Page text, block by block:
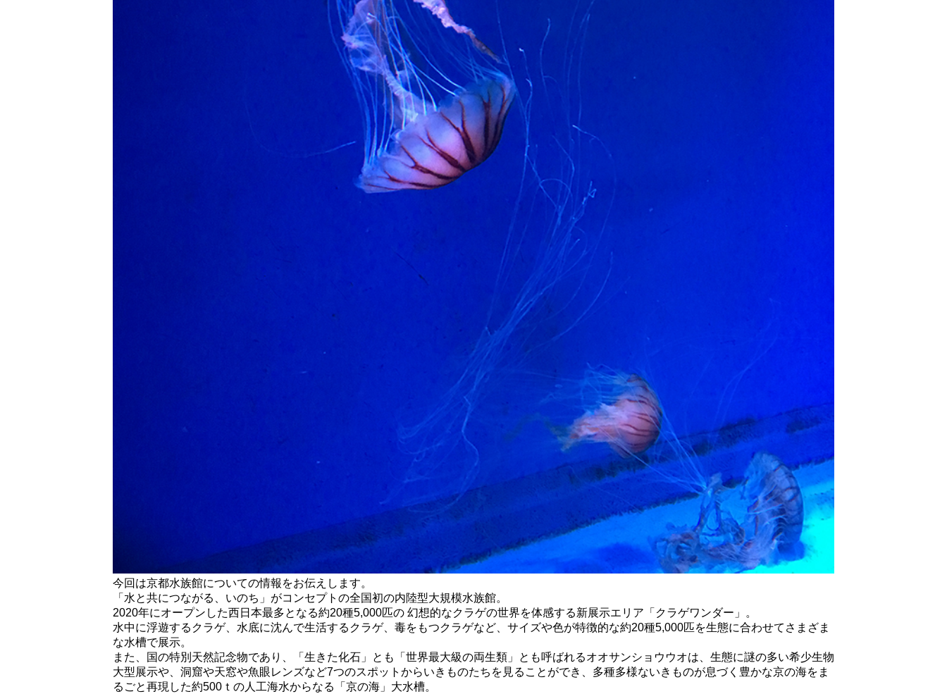
今回は京都水族館についての情報をお伝えします。
「水と共につながる、いのち」がコンセプトの全国初の内陸型大規模水族館。
2020年にオープンした西日本最多となる約20種5,000匹の 幻想的なクラゲの世界を体感する新展示エリア「クラゲワンダー」。
水中に浮遊するクラゲ、水底に沈んで生活するクラゲ、毒をもつクラゲなど、サイズや色が特徴的な約20種5,000匹を生態に合わせてさまざま
な水槽で展示。
また、国の特別天然記念物であり、「生きた化石」とも「世界最大級の両生類」とも呼ばれるオオサンショウウオは、生態に謎の多い希少生物
大型展示や、洞窟や天窓や魚眼レンズなど7つのスポットからいきものたちを見ることができ、多種多様ないきものが息づく豊かな京の海をま
るごと再現した約500ｔの人工海水からなる「京の海」大水槽。